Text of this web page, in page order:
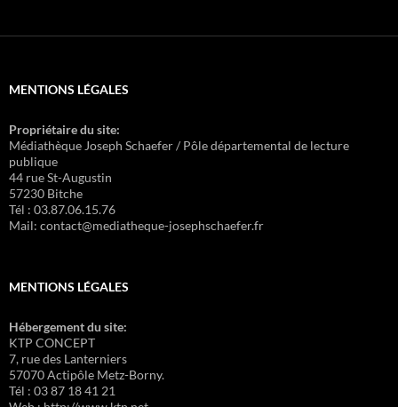
MENTIONS LÉGALES
Propriétaire du site:
Médiathèque Joseph Schaefer / Pôle départemental de lecture
publique
44 rue St-Augustin
57230 Bitche
Tél : 03.87.06.15.76
Mail: contact@mediatheque-josephschaefer.fr
MENTIONS LÉGALES
Hébergement du site:
KTP CONCEPT
7, rue des Lanterniers
57070 Actipôle Metz-Borny.
Tél : 03 87 18 41 21